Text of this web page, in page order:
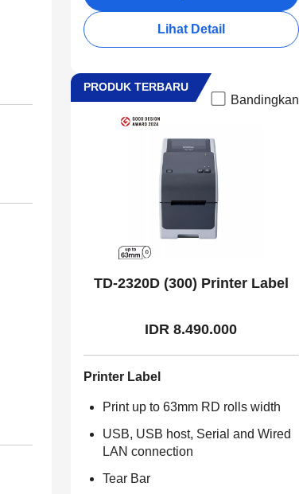
Lihat Detail
PRODUK TERBARU
Bandingkan
TD-2320D (300) Printer Label
IDR 8.490.000
Printer Label
Print up to 63mm RD rolls width
USB, USB host, Serial and Wired
LAN connection
Tear Bar